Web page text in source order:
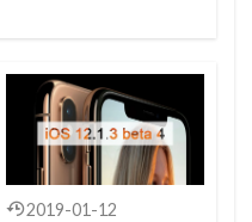
2019-01-12